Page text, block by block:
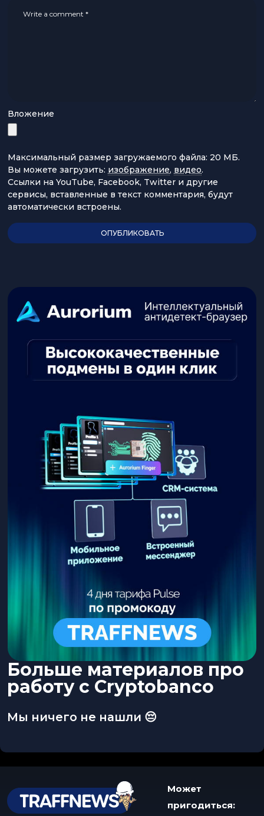
Вложение
Максимальный размер загружаемого файла: 20 МБ.
Вы можете загрузить: изображение, видео.
Ссылки на YouTube, Facebook, Twitter и другие
сервисы, вставленные в текст комментария, будут
автоматически встроены.
Больше материалов про
работу с Cryptobanco
Мы ничего не нашли 😔
Может
пригодиться: